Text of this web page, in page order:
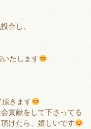
合し、
たします
きます
貢献をして下さってる
けたら、嬉しいです